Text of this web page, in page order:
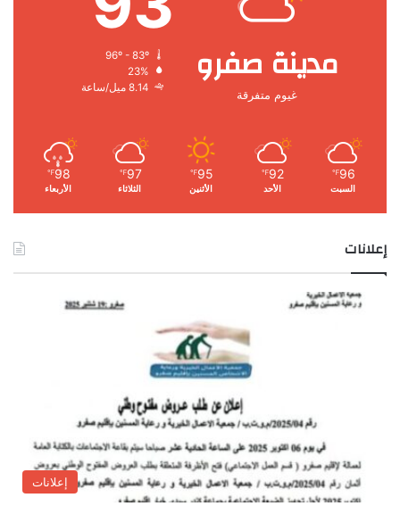
مدينة صفرو
غيوم متفرقة
23%
8.14 ميل/ساعة
96
℉
السبت
92
℉
الأحد
95
℉
الأثنين
97
℉
الثلاثاء
98
℉
الأربعاء
إعلانات
إعلانات